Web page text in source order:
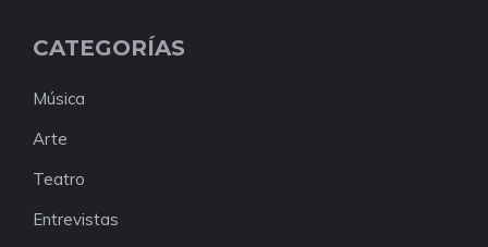
CATEGORÍAS
Música
Arte
Teatro
Entrevistas